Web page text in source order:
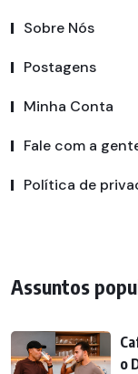
Sobre Nós
Postagens
Minha Conta
Fale com a
Política de
Assuntos
o